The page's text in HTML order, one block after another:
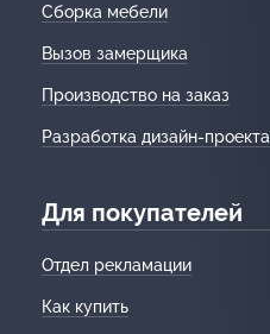
Сборка мебели
Вызов замерщика
Производство на заказ
Разработка дизайн-проекта
Для покупателей
Отдел рекламации
Как купить